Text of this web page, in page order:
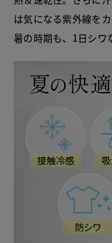
は気になる紫外線を
暑の時期も、1日シワ